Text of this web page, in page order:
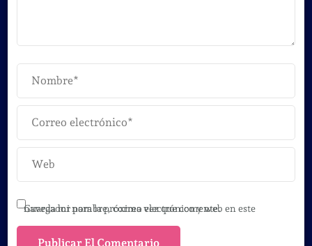
Guarda mi nombre, correo electrónico y web en este navegador para la próxima vez que comente.